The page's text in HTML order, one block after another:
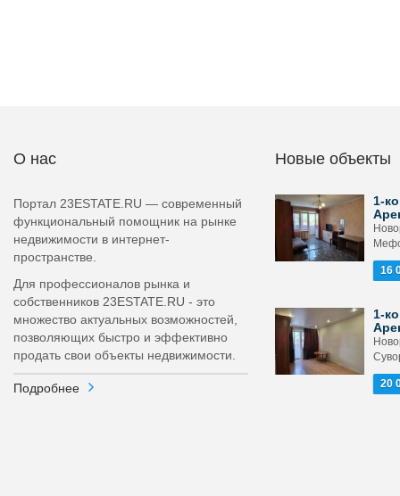
О нас
Портал 23ESTATE.RU — современный
функциональный помощник на рынке
недвижимости в интернет-
пространстве.
Для профессионалов рынка и
собственников 23ESTATE.RU - это
множество актуальных возможностей,
позволяющих быстро и эффективно
продать свои объекты недвижимости.
Подробнее
Новые объекты
1-
16
1-
20